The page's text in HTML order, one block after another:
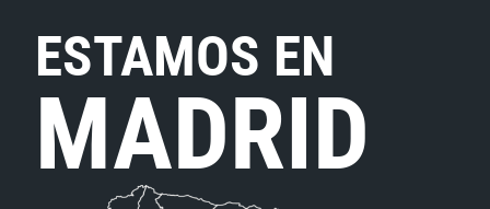
ESTAMOS EN
MADRID